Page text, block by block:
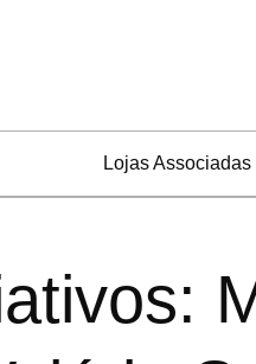
Lojas Associadas